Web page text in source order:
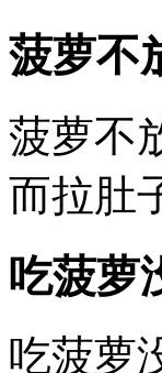
菠萝不
菠萝不
而拉肚
吃菠萝
吃菠萝